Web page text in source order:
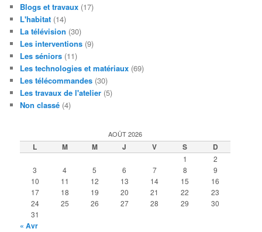
Blogs et travaux (17)
L'habitat (14)
La télévision (30)
Les interventions (9)
Les séniors (11)
Les technologies et matériaux (69)
Les télécommandes (30)
Les travaux de l'atelier (5)
Non classé (4)
AOÛT 2026
L M M J V S D
1
2
3
4 5 6 7 8
9
10
11 12 13 14 15
16
17
18 19 20 21 22
23
24
25 26 27 28 29
30
31
« Avr